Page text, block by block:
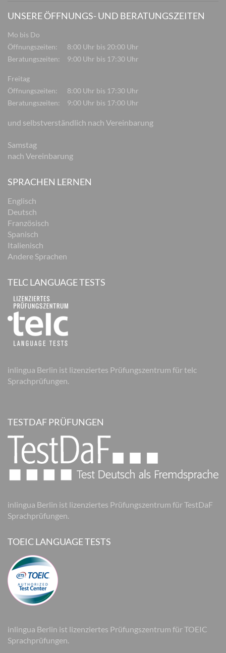
UNSERE ÖFFNUNGS- UND BERATUNGSZEITEN
Mo bis Do
Öffnungszeiten:
8:00 Uhr bis 20:00 Uhr
Beratungszeiten:
9:00 Uhr bis 17:30 Uhr
Freitag
Öffnungszeiten:
8:00 Uhr bis 17:30 Uhr
Beratungszeiten:
9:00 Uhr bis 17:00 Uhr
und selbstverständlich nach Vereinbarung
Samstag
nach Vereinbarung
SPRACHEN LERNEN
Englisch
Deutsch
Französisch
Spanisch
Italienisch
Andere Sprachen
TELC LANGUAGE TESTS
inlingua Berlin ist lizenziertes Prüfungszentrum für telc
Sprachprüfungen.
TESTDAF PRÜFUNGEN
inlingua Berlin ist lizenziertes Prüfungszentrum für TestDaF
Sprachprüfungen.
TOEIC LANGUAGE TESTS
inlingua Berlin ist lizenziertes Prüfungszentrum für TOEIC
Sprachprüfungen.